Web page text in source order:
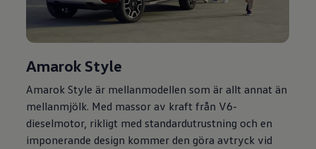
Amarok Style
Amarok Style är mellanmodellen som är allt annat än
mellanmjölk. Med massor av kraft från V6-
dieselmotor, rikligt med standardutrustning och en
imponerande design kommer den göra avtryck vid